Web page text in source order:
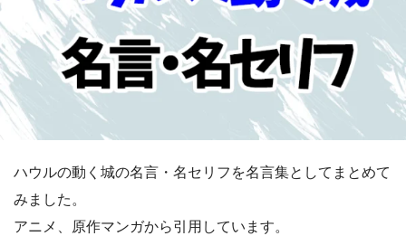
ハウルの動く城の名言・名セリフを名言集としてまとめて
みました。
アニメ、原作マンガから引用しています。